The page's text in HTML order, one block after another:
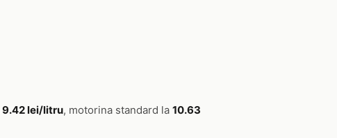
9.42 lei/litru, motorina standard la 10.63